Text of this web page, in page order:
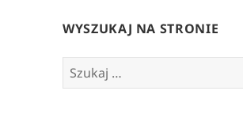
WYSZUKAJ NA STRONIE
Szukaj: